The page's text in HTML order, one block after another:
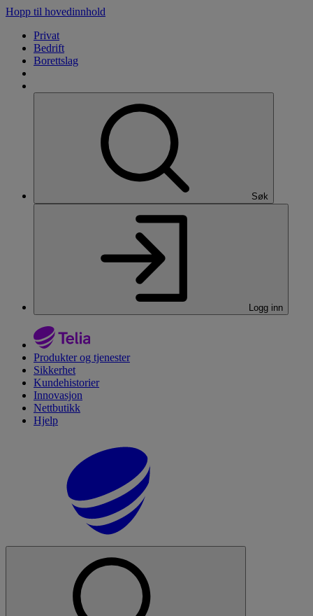
Hopp til hovedinnhold
Privat
Bedrift
Borettslag
Søk
Logg inn
Produkter og tjenester
Sikkerhet
Kundehistorier
Innovasjon
Nettbutikk
Hjelp